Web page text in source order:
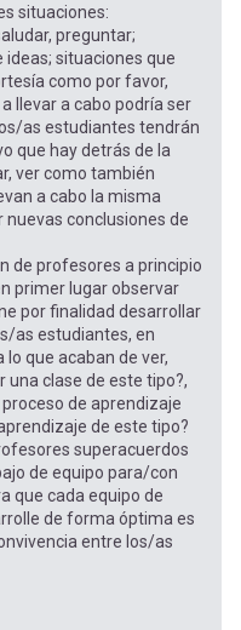
situaciones:
preguntar;
situaciones que
como por favor,
llevar a cabo podría ser
as estudiantes tendrán
que hay detrás de la
ver como también
a cabo la misma
conclusiones de
de profesores a principio
primer lugar observar
por finalidad desarrollar
as estudiantes, en
que acaban de ver,
una clase de este tipo?,
de aprendizaje
de este tipo?
superacuerdos
de equipo para/con
que cada equipo de
de forma óptima es
entre los/as